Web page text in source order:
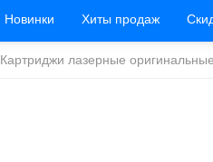
Новинки Хиты продаж
Картриджи лазерные